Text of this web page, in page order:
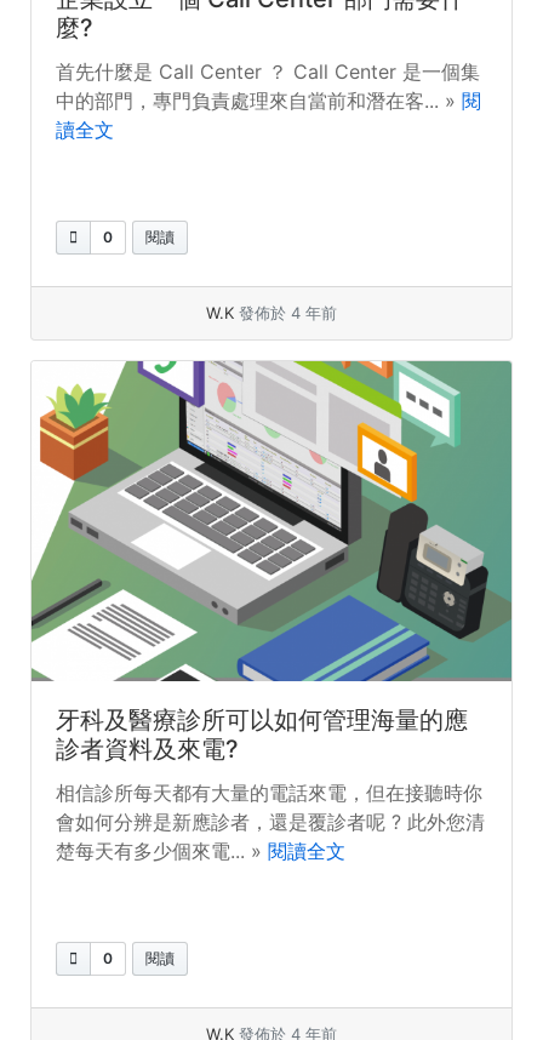
麼?
首先什麼是 Call Center ？ Call Center 是一個集
中的部門，專門負責處理來自當前和潛在客... » 閱
讀全文
0 閱讀
W.K 發佈於 4 年前
牙科及醫療診所可以如何管理海量的應
診者資料及來電?
相信診所每天都有大量的電話來電，但在接聽時你
會如何分辨是新應診者，還是覆診者呢 ? 此外您清
楚每天有多少個來電... » 閱讀全文
0 閱讀
W.K 發佈於 4 年前